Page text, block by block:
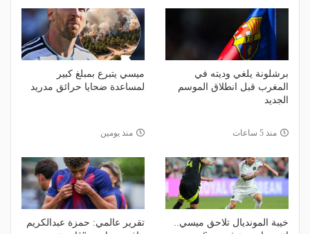
برشلونة يلغي وديته في
المغرب قبل انطلاق الموسم
الجديد
منذ 5 ساعات
ميسي يتبرع بمبلغ كبير
لمساعدة ضحايا حرائق مدريد
منذ يومين
خيبة المونديال تلاحق ميسي..
تقرير عالمي: حمزة عبدالكريم